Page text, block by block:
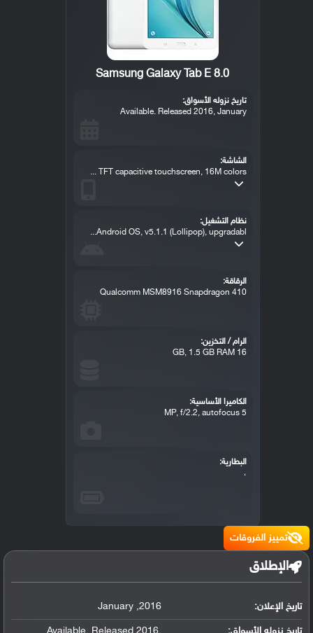
Samsung Galaxy Tab E 8.0
تاريخ نزوله الأسواق:
Available. Released 2016, January
الشاشة:
TFT capacitive touchscreen, 16M colors ...
نظام التشغيل:
Android OS, v5.1.1 (Lollipop), upgradabl...
الرقاقة:
Qualcomm MSM8916 Snapdragon 410
الرام / التخزين:
16 GB, 1.5 GB RAM
الكاميرا الأساسية:
5 MP, f/2.2, autofocus
البطارية:
،
تمييز الفروقات
الإطلاق
تاريخ الإعلان: 2016
,
January